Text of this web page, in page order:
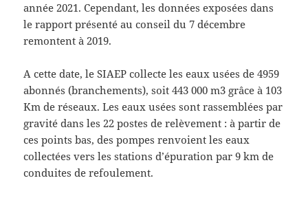
année 2021. Cependant, les données exposées dans
le rapport présenté au conseil du 7 décembre
remontent à 2019.
A cette date, le SIAEP collecte les eaux usées de 4959
abonnés (branchements), soit 443 000 m3 grâce à 103
Km de réseaux. Les eaux usées sont rassemblées par
gravité dans les 22 postes de relèvement : à partir de
ces points bas, des pompes renvoient les eaux
collectées vers les stations d’épuration par 9 km de
conduites de refoulement.